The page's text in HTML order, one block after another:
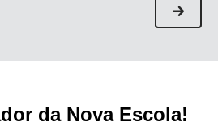
da Nova Escola!